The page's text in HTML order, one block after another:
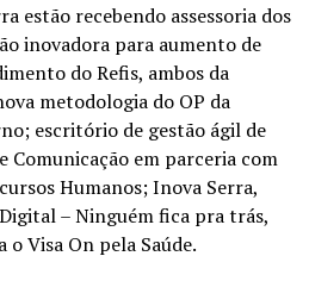
estão recebendo assessoria dos
inovadora para aumento de
do Refis, ambos da
metodologia do OP da
escritório de gestão ágil de
Comunicação em parceria com
Humanos; Inova Serra,
– Ninguém fica pra trás,
Visa On pela Saúde.